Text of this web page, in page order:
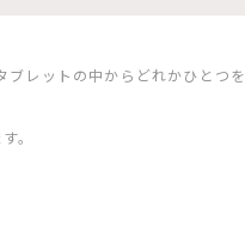
レットの中からどれかひとつを
。